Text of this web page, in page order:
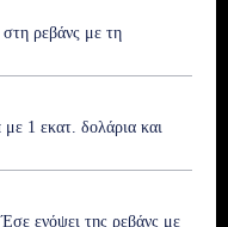
στη ρεβάνς με τη
1 εκατ. δολάρια και
ενόψει της ρεβάνς με